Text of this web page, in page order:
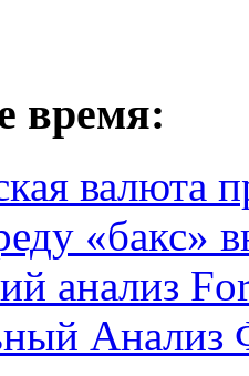
время:
валюта
«бакс»
анализ